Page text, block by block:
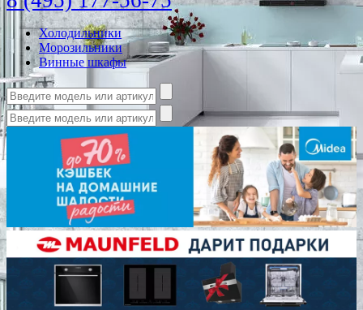
Холодильники
Морозильники
Винные шкафы